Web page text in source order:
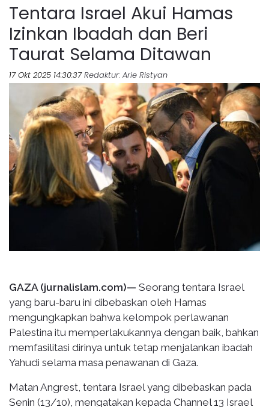
Tentara Israel Akui Hamas
Izinkan Ibadah dan Beri
Taurat Selama Ditawan
17 Okt 2025 14:30:37 Redaktur: Arie Ristyan
GAZA (jurnalislam.com)— Seorang tentara Israel
yang baru-baru ini dibebaskan oleh Hamas
mengungkapkan bahwa kelompok perlawanan
Palestina itu memperlakukannya dengan baik, bahkan
memfasilitasi dirinya untuk tetap menjalankan ibadah
Yahudi selama masa penawanan di Gaza.
Matan Angrest, tentara Israel yang dibebaskan pada
Senin (13/10), mengatakan kepada Channel 13 Israel